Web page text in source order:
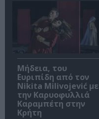
Μήδεια, του
Ευριπίδη από τον
Nikita Milivojević με
την Καρυοφυλλιά
Καραμπέτη στην
Κρήτη